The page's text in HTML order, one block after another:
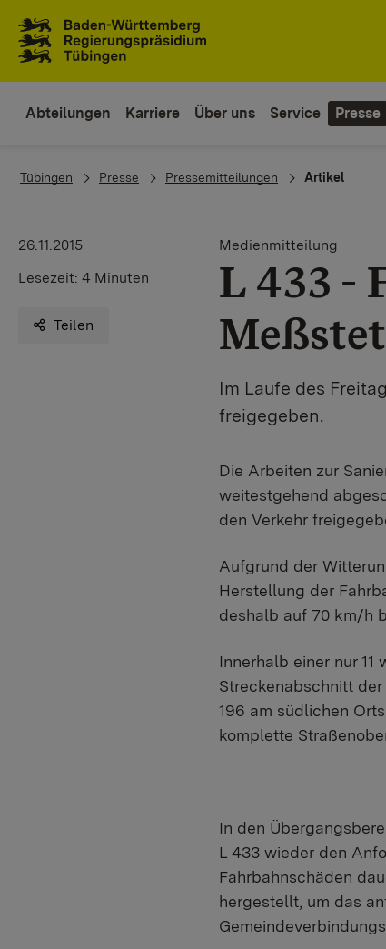
Abteilungen Karriere Über uns Service Presse
You are here:
Tübingen Presse Pressemitteilungen Artikel
26.11.2015
Lesezeit: 4 Minuten
Teilen
Medienmitteilung
L 433 -
Im Laufe des
freigegeben.
​Die Arbeiten zur
weitestgehend
den Verkehr
Aufgrund der
Herstellung der
deshalb auf 70 km/h
Innerhalb einer nur
Streckenabschnitt
196 am südlichen
komplette
In den
L 433 wieder den
Fahrbahnschäden
hergestellt, um das